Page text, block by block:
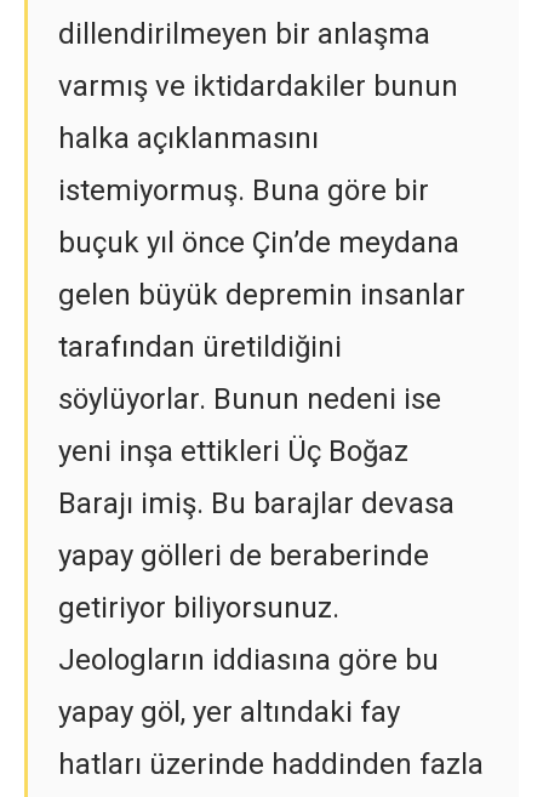
dillendirilmeyen bir anlaşma
varmış ve iktidardakiler bunun
halka açıklanmasını
istemiyormuş. Buna göre bir
buçuk yıl önce Çin’de meydana
gelen büyük depremin insanlar
tarafından üretildiğini
söylüyorlar. Bunun nedeni ise
yeni inşa ettikleri Üç Boğaz
Barajı imiş. Bu barajlar devasa
yapay gölleri de beraberinde
getiriyor biliyorsunuz.
Jeologların iddiasına göre bu
yapay göl, yer altındaki fay
hatları üzerinde haddinden fazla